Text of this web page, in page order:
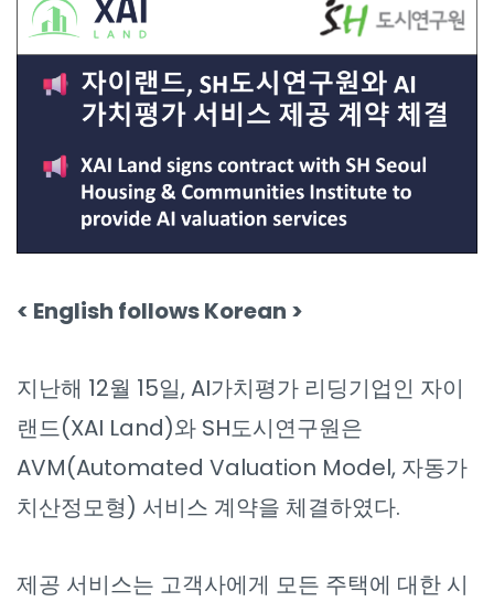
< English follows Korean >
지난해 12월 15일, AI가치평가 리딩기업인 자이
랜드(XAI Land)와 SH도시연구원은
AVM(Automated Valuation Model, 자동가
치산정모형) 서비스 계약을 체결하였다.
제공 서비스는 고객사에게 모든 주택에 대한 시